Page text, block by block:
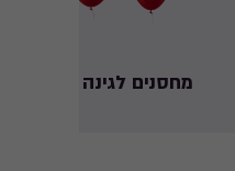
מחסנים לגינה במבצע